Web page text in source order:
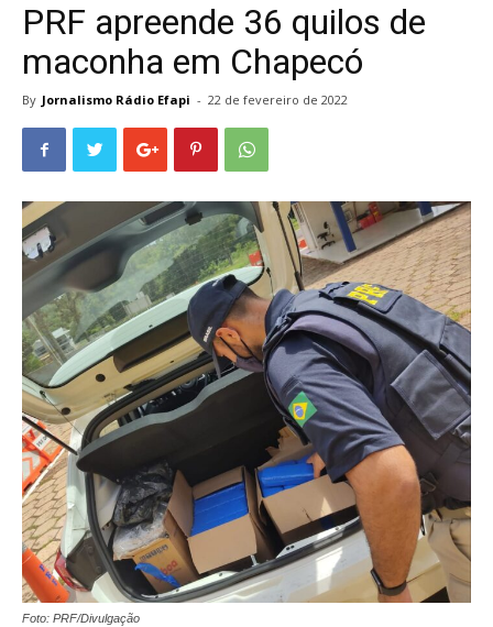
PRF apreende 36 quilos de
maconha em Chapecó
By Jornalismo Rádio Efapi - 22 de fevereiro de 2022
Foto: PRF/Divulgação